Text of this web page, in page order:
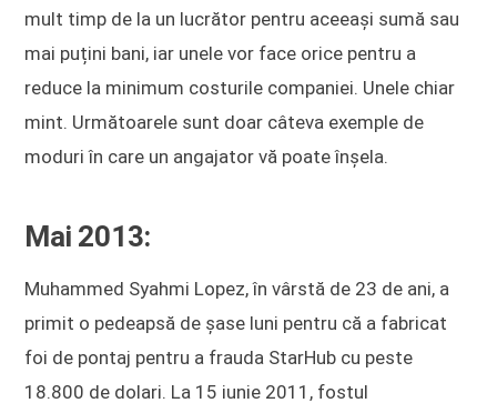
mult timp de la un lucrător pentru aceeași sumă sau
mai puțini bani, iar unele vor face orice pentru a
reduce la minimum costurile companiei. Unele chiar
mint. Următoarele sunt doar câteva exemple de
moduri în care un angajator vă poate înșela.
Mai 2013:
Muhammed Syahmi Lopez, în vârstă de 23 de ani, a
primit o pedeapsă de șase luni pentru că a fabricat
foi de pontaj pentru a frauda StarHub cu peste
18.800 de dolari. La 15 iunie 2011, fostul